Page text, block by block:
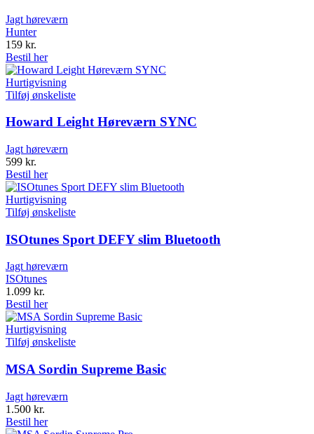
Jagt høreværn
Hunter
159 kr.
Bestil her
Hurtigvisning
Tilføj ønskeliste
Howard Leight Høreværn SYNC
Jagt høreværn
599 kr.
Bestil her
Hurtigvisning
Tilføj ønskeliste
ISOtunes Sport DEFY slim Bluetooth
Jagt høreværn
ISOtunes
1.099 kr.
Bestil her
Hurtigvisning
Tilføj ønskeliste
MSA Sordin Supreme Basic
Jagt høreværn
1.500 kr.
Bestil her